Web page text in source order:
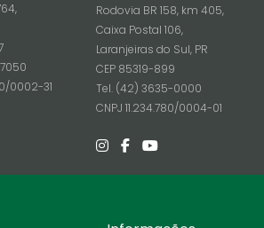
0002-31
Rodovia BR 158, km 405,
Caixa Postal 106,
Laranjeiras do Sul, PR
CEP 85319-899
Tel. (42) 3635-0000
CNPJ 11.234.780/0004-01